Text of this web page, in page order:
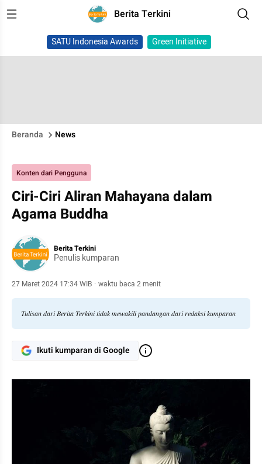
Berita Terkini
SATU Indonesia Awards Green Initiative
Beranda News
Konten dari Pengguna
Ciri-Ciri Aliran Mahayana dalam
Agama Buddha
Berita Terkini
Penulis kumparan
27 Maret 2024 17:34 WIB · waktu baca 2 menit
Tulisan dari Berita Terkini tidak mewakili pandangan dari redaksi kumparan
Ikuti kumparan di Google